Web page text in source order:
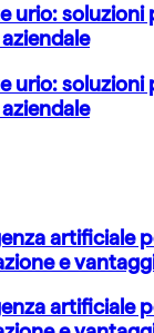
urio: soluzioni
urio: soluzioni
artificiale
e
artificiale